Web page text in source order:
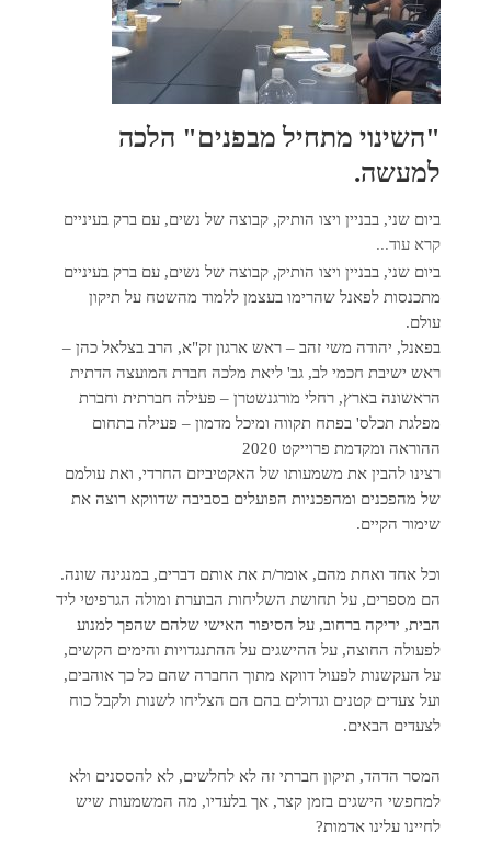
"השינוי מתחיל מבפנים" הלכה
למעשה.
ביום שני, בבניין ויצו הותיק, קבוצה של נשים, עם ברק בעיניים
קרא עוד...
ביום שני, בבניין ויצו הותיק, קבוצה של נשים, עם ברק בעיניים
מתכנסות לפאנל שהרימו בעצמן ללמוד מהשטח על תיקון
עולם.
בפאנל, יהודה משי זהב – ראש ארגון זק"א, הרב בצלאל כהן –
ראש ישיבת חכמי לב, גב' ליאת מלכה חברת המועצה הדתית
הראשונה בארץ, רחלי מורגנשטרן – פעילה חברתית וחברת
מפלגת תכלס' בפתח תקווה ומיכל מדמון – פעילה בתחום
ההוראה ומקדמת פרוייקט 2020
רצינו להבין את משמעותו של האקטיביזם החרדי, ואת עולמם
של מהפכנים ומהפכניות הפועלים בסביבה שדווקא רוצה את
שימור הקיים.
וכל אחד ואחת מהם, אומר/ת את אותם דברים, במנגינה שונה.
הם מספרים, על תחושת השליחות הבוערת ומולה הגרפיטי ליד
הבית, יריקה ברחוב, על הסיפור האישי שלהם שהפך למנוע
לפעולה החוצה, על ההישגים על ההתנגדויות והימים הקשים,
על העקשנות לפעול דווקא מתוך החברה שהם כל כך אוהבים,
ועל צעדים קטנים וגדולים בהם הם הצליחו לשנות ולקבל כוח
לצעדים הבאים.
המסר הדהד, תיקון חברתי זה לא לחלשים, לא להססנים ולא
למחפשי הישגים בזמן קצר, אך בלעדיו, מה המשמעות שיש
לחיינו עלינו אדמות?